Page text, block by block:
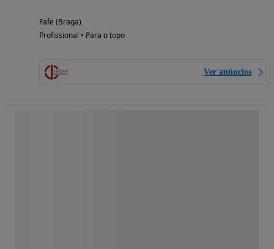
Fafe (Braga)
Profissional • Para o topo
Ver anúncios